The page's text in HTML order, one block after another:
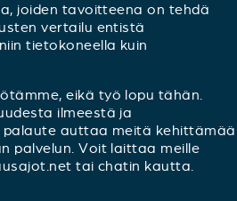
joiden tavoitteena on tehdä
vertailu entistä
tietokoneella kuin
eikä työ lopu tähän.
ilmeestä ja
auttaa meitä
palvelun. Voit laittaa meille
tai chatin kautta.